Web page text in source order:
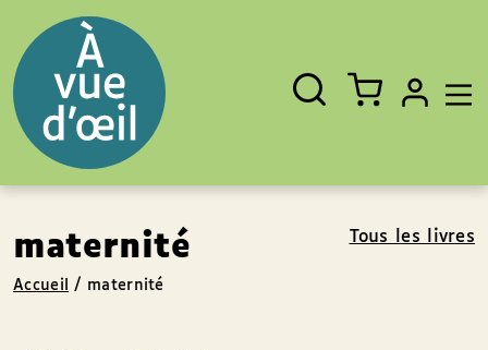
Fermer
Rechercher
un
livre,
un
auteur,
un
EAN
maternité Tous les livres
Accueil / maternité